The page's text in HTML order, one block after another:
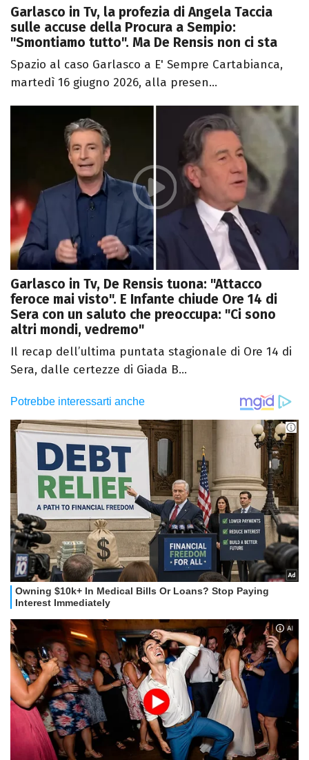
Garlasco in Tv, la profezia di Angela Taccia
sulle accuse della Procura a Sempio:
"Smontiamo tutto". Ma De Rensis non ci sta
Spazio al caso Garlasco a E' Sempre Cartabianca,
martedì 16 giugno 2026, alla presen...
Garlasco in Tv, De Rensis tuona: "Attacco
feroce mai visto". E Infante chiude Ore 14 di
Sera con un saluto che preoccupa: "Ci sono
altri mondi, vedremo"
Il recap dell’ultima puntata stagionale di Ore 14 di
Sera, dalle certezze di Giada B...